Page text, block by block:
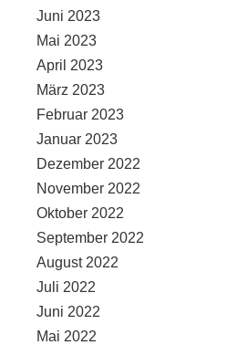
Juni 2023
Mai 2023
April 2023
März 2023
Februar 2023
Januar 2023
Dezember 2022
November 2022
Oktober 2022
September 2022
August 2022
Juli 2022
Juni 2022
Mai 2022